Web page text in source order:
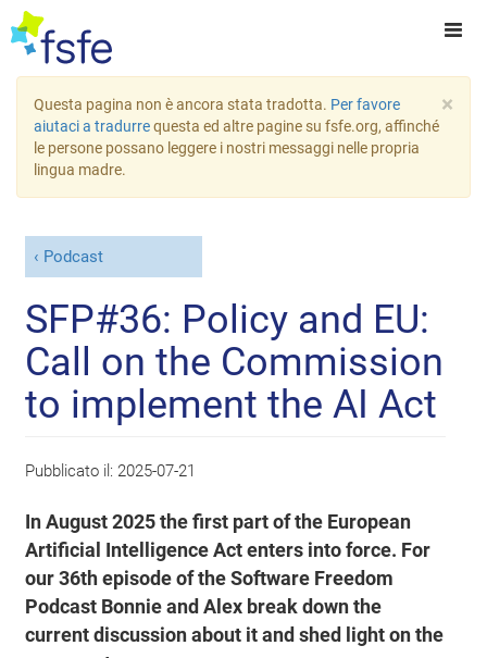
×
Questa pagina non è ancora stata tradotta. Per favore
aiutaci a tradurrequesta ed altre pagine su fsfe.org, affinché
le persone possano leggere i nostri messaggi nelle propria
lingua madre.
Podcast
SFP#36: Policy and EU:
Call on the Commission
to implement the AI Act
Pubblicato il: 2025-07-21
In August 2025 the first part of the European
Artificial Intelligence Act enters into force. For
our 36th episode of the Software Freedom
Podcast Bonnie and Alex break down the
current discussion about it and shed light on the